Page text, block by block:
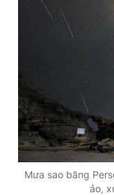
Theo dõi báo trên
0906 645 777
Đặt báo Quảng
Tổng biên tập:
Phó tổng biên tập
Phó tổng biên tập:
Phó tổng biên tập:
Mưa sao băng
ảo,